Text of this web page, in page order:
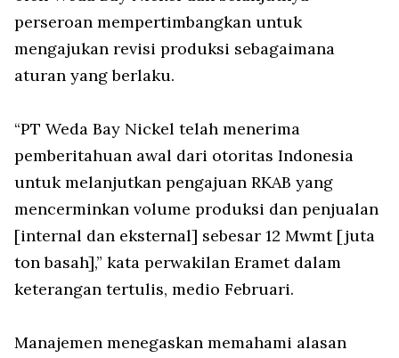
perseroan mempertimbangkan untuk
mengajukan revisi produksi sebagaimana
aturan yang berlaku.
“PT Weda Bay Nickel telah menerima
pemberitahuan awal dari otoritas Indonesia
untuk melanjutkan pengajuan RKAB yang
mencerminkan volume produksi dan penjualan
[internal dan eksternal] sebesar 12 Mwmt [juta
ton basah],” kata perwakilan Eramet dalam
keterangan tertulis, medio Februari.
Manajemen menegaskan memahami alasan